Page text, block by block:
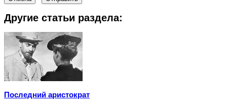
Другие статьи раздела:
Последний аристократ